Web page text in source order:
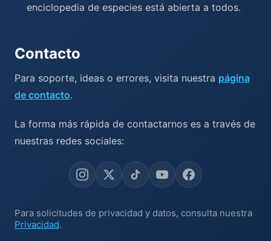
enciclopedia de especies está abierta a todos.
Contacto
Para soporte, ideas o errores, visita nuestra página
de contacto.
La forma más rápida de contactarnos es a través de
nuestras redes sociales:
Para solicitudes de privacidad y datos, consulta nuestra
Privacidad.